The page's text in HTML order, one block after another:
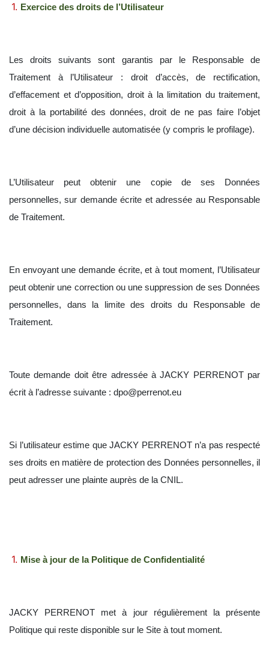
Exercice des droits de l’Utilisateur
Les droits suivants sont garantis par le Responsable de
Traitement à l’Utilisateur : droit d’accès, de rectification,
d’effacement et d’opposition, droit à la limitation du traitement,
droit à la portabilité des données, droit de ne pas faire l’objet
d’une décision individuelle automatisée (y compris le profilage).
L’Utilisateur peut obtenir une copie de ses Données
personnelles, sur demande écrite et adressée au Responsable
de Traitement.
En envoyant une demande écrite, et à tout moment, l’Utilisateur
peut obtenir une correction ou une suppression de ses Données
personnelles, dans la limite des droits du Responsable de
Traitement.
Toute demande doit être adressée àJACKY PERRENOT par
écrit à l’adresse suivante : dpo@perrenot.eu
Si l’utilisateur estime que JACKY PERRENOT n’a pas respecté
ses droits en matière de protection des Données personnelles, il
peut adresser une plainte auprès de la CNIL.
Mise à jour de la Politique de Confidentialité
JACKY PERRENOT met à jour régulièrement la présente
Politique qui reste disponible sur le Site à tout moment.